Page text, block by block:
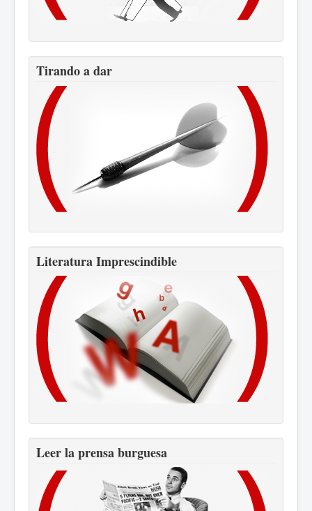
Tirando a dar
Literatura Imprescindible
Leer la prensa burguesa